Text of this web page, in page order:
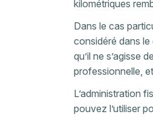
kilométriques
Dans le cas
considéré dans
qu’il ne s’agisse
professionnelle,
L’administration
pouvez l’utiliser